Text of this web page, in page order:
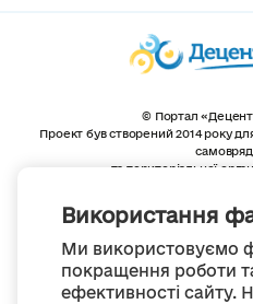
Використання
Ми використовуємо
покращення роботи
ефективності сайту.
© Портал
Проект був створений 2014 року
та територіальної
Весь контент
Creative Commons
якщо не